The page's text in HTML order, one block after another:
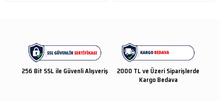
256 Bit SSL ile Güvenli Alışveriş
2000 TL ve Üzeri Siparişlerde
Kargo Bedava